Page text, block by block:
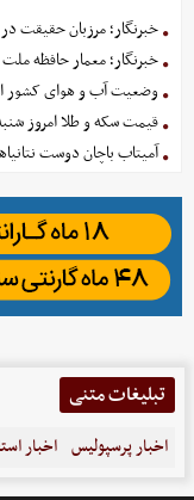
خبرنگار؛ مرزبان حقیقت
خبرنگار؛ معمار حافظه ملت
وضعیت آب و هوای کشور امروز
قیمت سکه و طلا امروز شنبه ۱۷ مرداد
آمیتاب باچان دوست
تبلیغات متنی
اخبار پرسپولیس اخبار